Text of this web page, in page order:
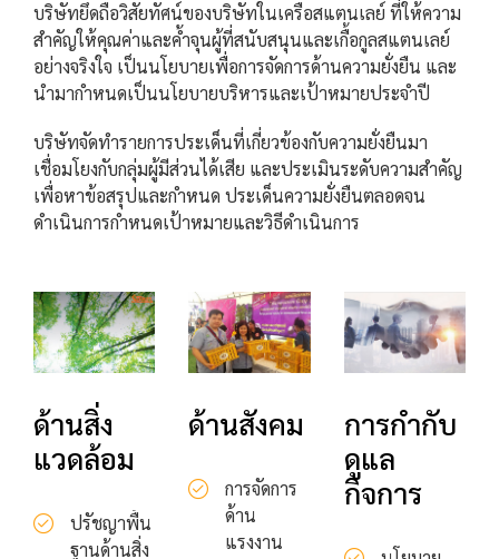
บริษัทยึดถือวิสัยทัศน์ของบริษัทในเครือสแตนเลย์ ที่ให้ความ
สำคัญให้คุณค่าและค้ำจุนผู้ที่สนับสนุนและเกื้อกูลสแตนเลย์
อย่างจริงใจ เป็นนโยบายเพื่อการจัดการด้านความยั่งยืน และ
นำมากำหนดเป็นนโยบายบริหารและเป้าหมายประจำปี
บริษัทจัดทำรายการประเด็นที่เกี่ยวข้องกับความยั่งยืนมา
เชื่อมโยงกับกลุ่มผู้มีส่วนได้เสีย และประเมินระดับความสำคัญ
เพื่อหาข้อสรุปและกำหนด ประเด็นความยั่งยืนตลอดจน
ดำเนินการกำหนดเป้าหมายและวิธีดำเนินการ
ด้านสิ่ง
แวดล้อม
ปรัชญาพื้น
ฐานด้านสิ่ง
ด้านสังคม
การจัดการ
ด้าน
แรงงาน
การกำกับ
ดูแล
กิจการ